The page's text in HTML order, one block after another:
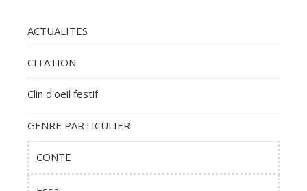
ACTUALITES
CITATION
Clin d'oeil festif
GENRE PARTICULIER
CONTE